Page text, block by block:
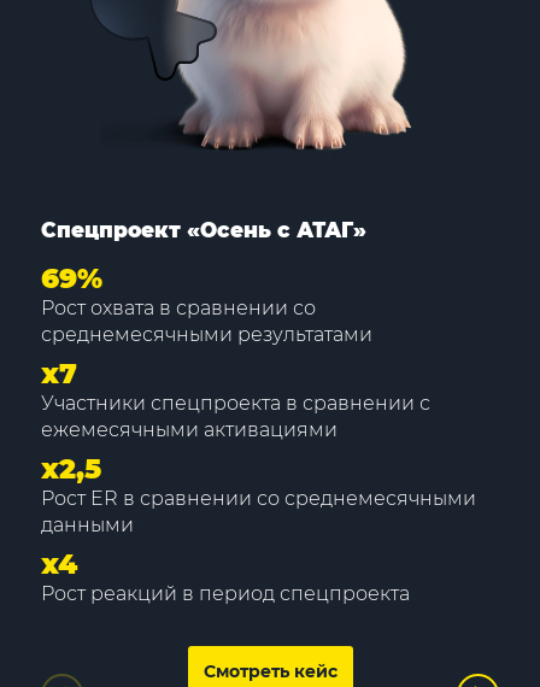
Спецпроект «Осень с АТАГ»
69%
Рост охвата в сравнении со
среднемесячными результатами
х7
Участники спецпроекта в сравнении с
ежемесячными активациями
х2,5
Рост ER в сравнении со среднемесячными
данными
х4
Рост реакций в период спецпроекта
Смотреть кейс